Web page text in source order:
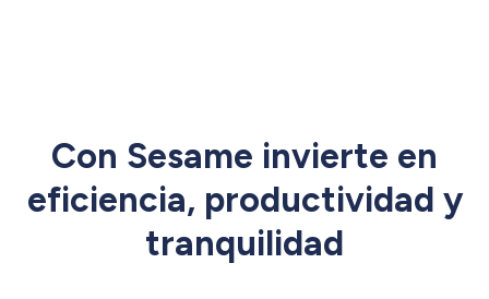
Con Sesame invierte en
eficiencia, productividad y
tranquilidad